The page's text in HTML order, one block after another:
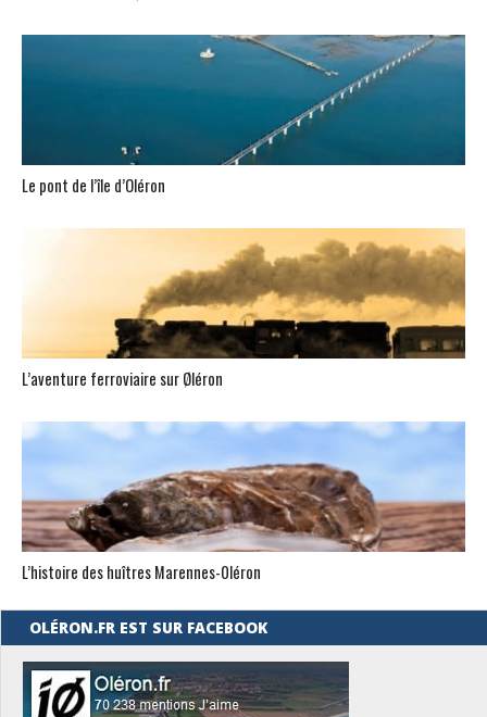
Le pont de l’île d’Oléron
L’aventure ferroviaire sur Øléron
L’histoire des huîtres Marennes-0léron
OLÉRON.FR EST SUR FACEBOOK